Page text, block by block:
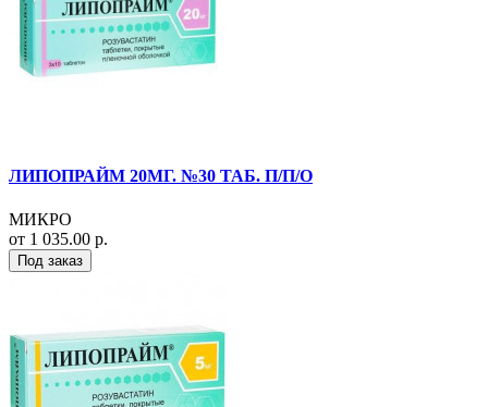
ЛИПОПРАЙМ 20МГ. №30 ТАБ. П/П/О
МИКРО
от 1 035.00 р.
Под заказ